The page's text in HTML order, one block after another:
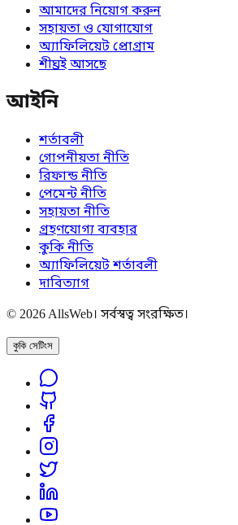
আমাদের নিয়োগ করুন
সহায়তা ও যোগাযোগ
অ্যাফিলিয়েট প্রোগ্রাম
শীঘ্রই আসছে
আইনি
শর্তাবলী
গোপনীয়তা নীতি
রিফান্ড নীতি
পেমেন্ট নীতি
সহায়তা নীতি
গ্রহণযোগ্য ব্যবহার
কুকি নীতি
অ্যাফিলিয়েট শর্তাবলী
দাবিত্যাগ
© 2026 AllsWeb। সর্বস্বত্ব সংরক্ষিত।
কুকি সেটিংস